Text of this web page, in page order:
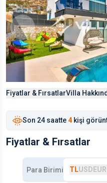
Fiyatlar & FırsatlarVilla
Son 24 saatte4 kişi
Fiyatlar & Fırsatlar
Para Birimi TLUSD EUR